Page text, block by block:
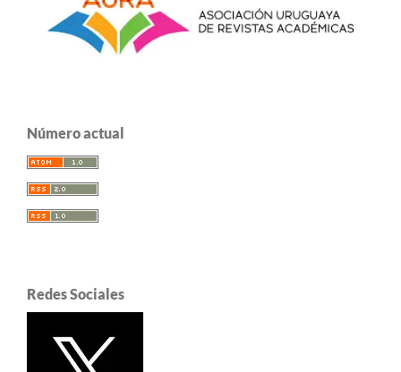
Número actual
Redes Sociales